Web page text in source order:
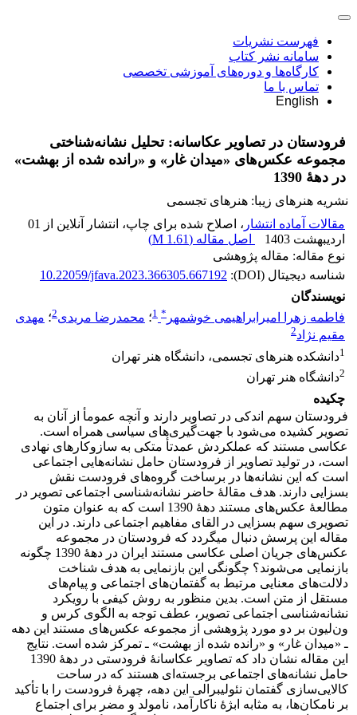
فهرست نشریات
سامانه نشر کتاب
کارگاه‌ها و دوره‌های آموزشی تخصصی
تماس با ما
English
فرودستان در تصاویر عکاسانه: تحلیل نشانه‌شناختی
مجموعه‌ عکس‌های «میدان غار» و «رانده شده از بهشت»
در دهۀ 1390
نشریه هنرهای زیبا: هنرهای تجسمی
مقالات آماده انتشار
، اصلاح شده برای چاپ، انتشار آنلاین از 01
اردیبهشت 1403
اصل مقاله (1.61 M
)
نوع مقاله: مقاله پژوهشی
شناسه دیجیتال (DOI):
10.22059/jfava.2023.366305.667192
نویسندگان
فاطمه زهرا امیرابراهیمی خوشمهر *
1؛ محمدرضا مریدی2؛ مهدی
مقیم نژاد2
1دانشکده هنرهای تجسمی، دانشگاه هنر تهران
2دانشگاه هنر تهران
چکیده
فرودستان سهم اندکی در تصاویر دارند و آنچه عمومأ از آنان به
تصویر کشیده می‌شود با جهت‌گیری‌های سیاسی همراه است.
عکاسی مستند که عملکردش عمدتأ متکی به سازوکارهای نهادی
است، در تولید تصاویر از فرودستان حامل نشانه‌هایی اجتماعی
است که این نشانه‌ها در برساخت گروه‌های فرودست نقش
بسزایی دارند. هدف مقالۀ حاضر نشانه‌‌شناسی اجتماعی تصویر در
مطالعۀ عکس‌های مستند دهۀ 1390 است که به عنوان متون
تصویری سهم بسزایی در القای مفاهیم اجتماعی دارند. در این
مقاله این پرسش دنبال می­گردد که فرودستان در مجموعه
عکس‌های جریان اصلی عکاسی مستند ایران در دهۀ 1390 چگونه
بازنمایی می‌شوند؟ چگونگی این بازنمایی به هدف شناخت
دلالت‌های معنایی مرتبط به گفتمان‌های اجتماعی و پیام‌های
مستقل از متن است. بدین منظور به روش کیفی با رویکرد
نشانه‌شناسی اجتماعی تصویر، عطف توجه به الگوی کرس و
ون‌لیون بر دو مورد پژوهشی از مجموعه عکس‌های مستند این دهه
ـ «میدان غار» و «رانده شده از بهشت» ـ تمرکز شده است. نتایج
این مقاله نشان داد که تصاویر عکاسانۀ فرودستی در دهۀ 1390
حامل نشانه‌های اجتماعی برجسته‌ای هستند که در ساحت
کالایی‌سازی گفتمان نئولیبرالی این دهه، چهرۀ فرودست را با تأکید
بر نامکان‌ها، به مثابه ابژۀ ناکارآمد، نامولد و مضر برای اجتماع